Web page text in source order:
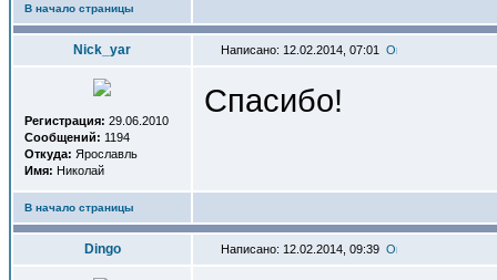
В начало страницы
Nick_yar Написано: 12.02.2014, 07:01
Регистрация: 29.06.2010
Сообщений: 1194
Откуда: Ярославль
Имя: Николай
Спасибо!
В начало страницы
Dingo Написано: 12.02.2014, 09:39